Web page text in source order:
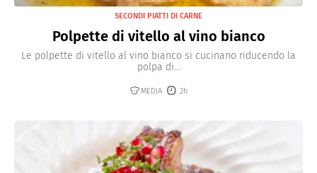
SECONDI PIATTI DI CARNE
Polpette di vitello al vino bianco
Le polpette di vitello al vino bianco si cucinano riducendo la
polpa di...
MEDIA 2h